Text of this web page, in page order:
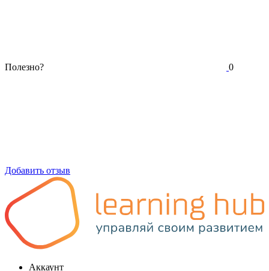
Полезно? 0
Добавить отзыв
Аккаунт